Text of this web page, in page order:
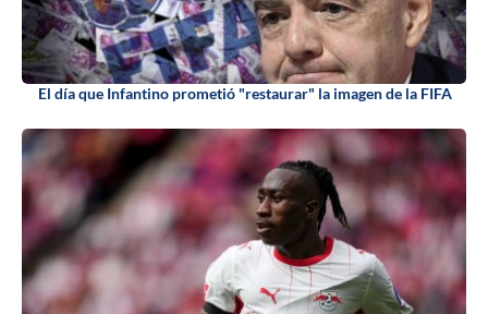
El día que Infantino prometió "restaurar" la imagen de la FIFA